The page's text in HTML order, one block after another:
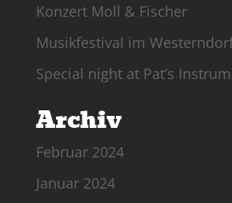
Konzert Moll & Fischer
Musikfestival im
Special night at Pat’s
Archiv
Februar 2024
Januar 2024